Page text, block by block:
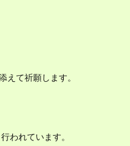
えて祈願します。
われています。